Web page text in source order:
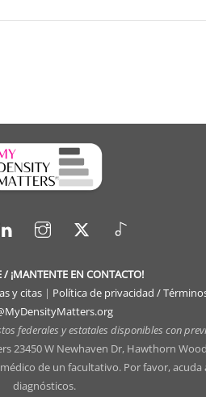
LinkedIn
/ ¡MANTENTE EN CONTACTO!
y citas| Política de privacidad /
federales y estatales disponibles con
23450 W Newhaven Dr, Hawthorn
de un facultativo. Por favor,
diagnósticos.